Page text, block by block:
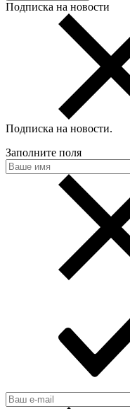
Подписка на новости
Подписка на новости.
Заполните поля